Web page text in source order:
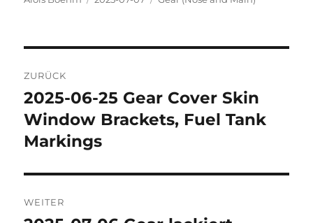
ZURÜCK
Vorheriger
Beitrag:
2025-06-25 Gear Cover Skin
Window Brackets, Fuel Tank
Markings
WEITER